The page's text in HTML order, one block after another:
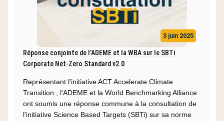
3 juin 2025
Réponse conjointe de l’ADEME et la WBA sur le SBTi
Corporate Net-Zero Standard v2.0
Représentant l'initiative ACT Accelerate Climate
Transition , l'ADEME et la World Benchmarking Alliance
ont soumis une réponse commune à la consultation de
l'initiative Science Based Targets (SBTi) sur sa norme